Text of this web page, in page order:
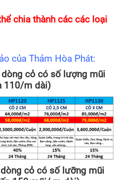
chia thành các các loại
của Thảm Hòa Phát:
dòng cỏ có số lượng mũi
110/m dài)
cỏ có số lưỡng mũi